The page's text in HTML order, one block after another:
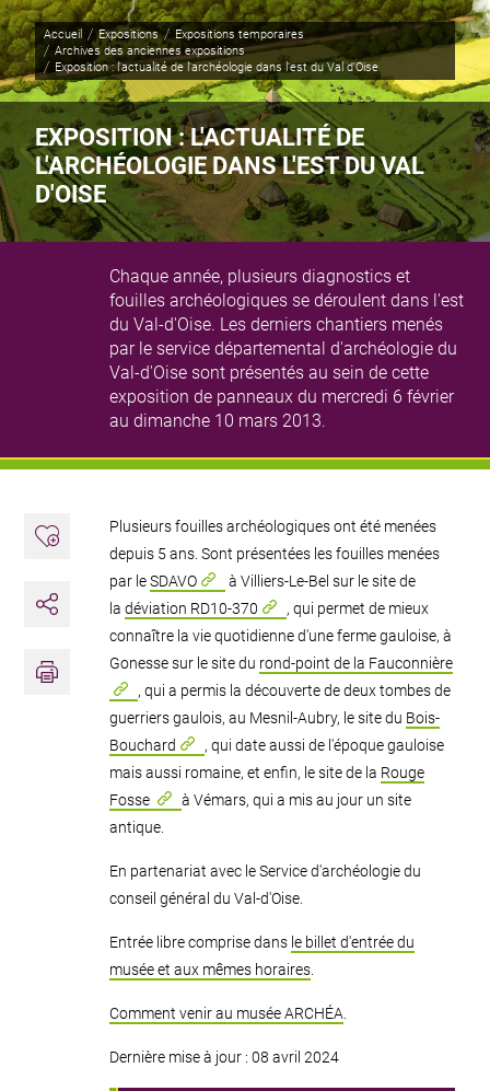
Illustration
© Philippe Payet
Accueil Expositions
Expositions temporaires
Archives des anciennes expositions
Page active :
Exposition : l'actualité de l'archéologie dans l'est du Val d'Oise
EXPOSITION : L'ACTUALITÉ DE
L'ARCHÉOLOGIE DANS L'EST DU VAL
D'OISE
Chaque année, plusieurs diagnostics et
fouilles archéologiques se déroulent dans l'est
du Val-d'Oise. Les derniers chantiers menés
par le service départemental d'archéologie du
Val-d'Oise sont présentés au sein de cette
exposition de panneaux du mercredi 6 février
au dimanche 10 mars 2013.
Ajouter aux favoris
Partager
Plusieurs fouilles archéologiques ont été menées
depuis 5 ans. Sont présentées les fouilles menées
par leSDAVO
à Villiers-Le-Bel sur le site de
la déviation RD10-370
, qui permet de mieux
connaître la vie quotidienne d'une ferme gauloise, à
Gonesse sur le site du rond-point de la Fauconnière
, qui a permis la découverte de deux tombes de
guerriers gaulois, au Mesnil-Aubry, le site du Bois-
Bouchard
, qui date aussi de l'époque gauloise
mais aussi romaine, et enfin, le site de la Rouge
Fosse
à Vémars, qui a mis au jour un site
antique.
En partenariat avec le Service d'archéologie du
conseil général du Val-d'Oise.
Entrée libre comprise dans le billet d'entrée du
musée et aux mêmes horaires.
Comment venir au musée ARCHÉA
Dernière mise à jour : 08 avril 2024
Panneau de gestion des cookies